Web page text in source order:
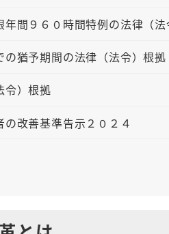
年間９６０時間特例の法律（
の猶予期間の法律（法令）根拠
令）根拠
の改善基準告示２０２４